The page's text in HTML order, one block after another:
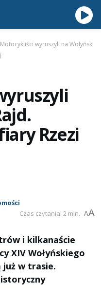
Motocykliści wyruszyli na Wołyński
Rzezi
Czas czytania: 2 min. AA
i kilkanaście
XIV Wołyńskiego
już w trasie.